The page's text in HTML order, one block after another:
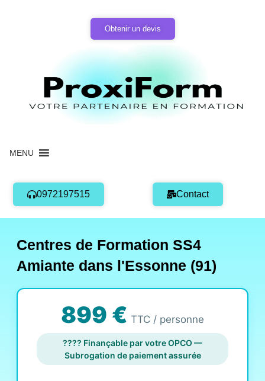
Obtenir un devis
MENU
0972197515 Contact
Centres de Formation SS4
Amiante dans l'Essonne (91)
899 € TTC / personne
???? Finançable par votre OPCO —
Subrogation de paiement assurée